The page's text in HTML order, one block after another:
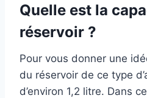
Quelle est la
réservoir ?
Pour vous donner une
du réservoir de ce type
d’environ 1,2 litre. Dans